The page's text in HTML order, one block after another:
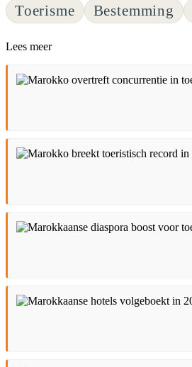
Toerisme Bestemming
Lees meer